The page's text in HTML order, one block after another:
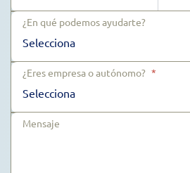
¿En qué podemos ayudarte?
¿Eres empresa o autónomo? *
Mensaje